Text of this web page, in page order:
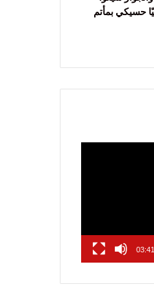
حسيكي بمأتم
03:41